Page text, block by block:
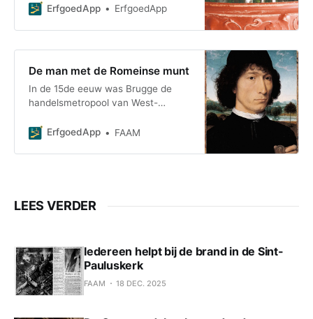
pedes. Onderweg kom je infopalen
ErfgoedApp ErfgoedApp
De man met de Romeinse munt
In de 15de eeuw was Brugge de
handelsmetropool van West-
buitenlandse handelaars, bankiers
klanten voor elegante portretten.
brengen met een zonnig landschap
in de achtergrond. Een van
ErfgoedApp FAAM
LEES VERDER
Iedereen helpt bij de brand in de Sint-
Pauluskerk
FAAM 18 DEC. 2025